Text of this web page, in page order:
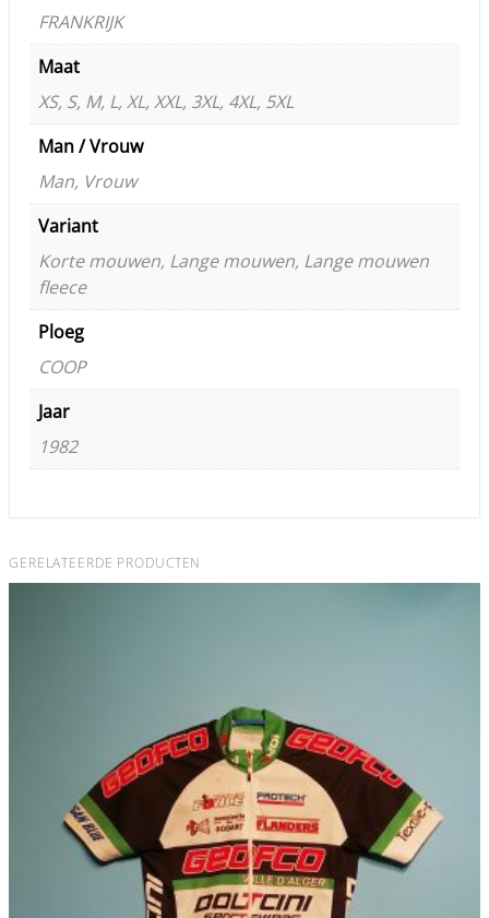
FRANKRIJK
Maat
XS, S, M, L, XL, XXL, 3XL, 4XL, 5XL
Man / Vrouw
Man, Vrouw
Variant
Korte mouwen, Lange mouwen, Lange mouwen
fleece
Ploeg
COOP
Jaar
1982
GERELATEERDE PRODUCTEN